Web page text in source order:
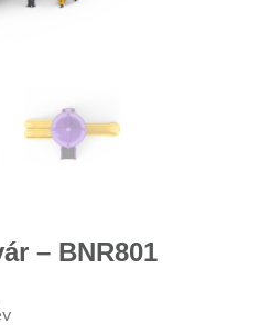
– BNR801